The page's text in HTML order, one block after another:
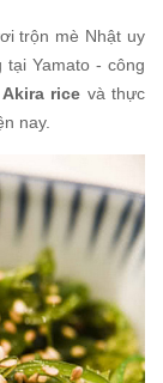
trộn mè Nhật uy
Yamato - công
rice và thực
nay.